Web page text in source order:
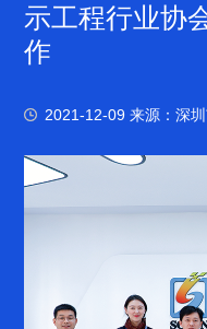
示工程行业协
作
2021-12-09 来源：深